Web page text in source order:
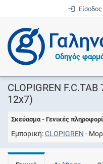
Είσοδος
Οδηγός
CLOPIGREN
12x7)
Σκεύασμα - Γενικές
Εμπορική CLOPIGREN